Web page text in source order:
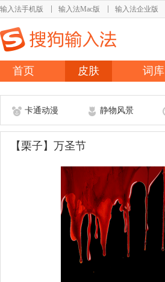
输入法手机版 输入法Mac版 输入法企业版
首页 皮肤 词库
卡通动漫 静物风景
【栗子】万圣节